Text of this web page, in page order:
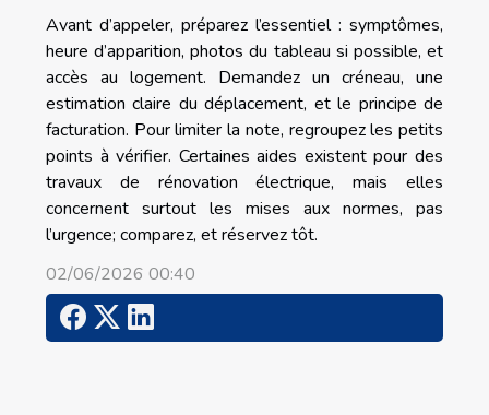
Avant d’appeler, préparez l’essentiel : symptômes,
heure d’apparition, photos du tableau si possible, et
accès au logement. Demandez un créneau, une
estimation claire du déplacement, et le principe de
facturation. Pour limiter la note, regroupez les petits
points à vérifier. Certaines aides existent pour des
travaux de rénovation électrique, mais elles
concernent surtout les mises aux normes, pas
l’urgence; comparez, et réservez tôt.
02/06/2026 00:40